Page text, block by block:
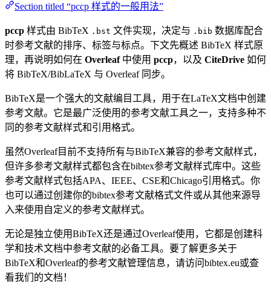
Section titled “pccp 样式的一般用法”
pccp 样式由 BibTeX .bst 文件实现，决定与 .bib 数据库配合
时参考文献的排序、标签与标点。下文先概述 BibTeX 样式原
理，再说明如何在 Overleaf中使用 pccp，以及 CiteDrive 如何
将 BibTeX/BibLaTeX 与 Overleaf 同步。
BibTeX是一个强大的文献编目工具，用于在LaTeX文档中创建
参考文献。它是最广泛使用的参考文献工具之一，支持多种不
同的参考文献样式和引用格式。
虽然Overleaf目前不支持所有与BibTeX兼容的参考文献样式，
但许多参考文献样式都包含在bibtex参考文献样式库中。这些
参考文献样式包括APA、IEEE、CSE和Chicago引用格式。你
也可以通过创建你的bibtex参考文献格式文件或从其他来源导
入来使用自定义的参考文献样式。
无论是独立使用BibTeX还是通过Overleaf使用，它都是创建科
学和技术文档中参考文献的必备工具。要了解更多关于
BibTeX和Overleaf的参考文献管理信息，请访问bibtex.eu或查
看我们的文档！